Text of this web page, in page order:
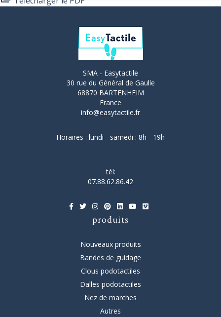
SMA - Easytactile
30 rue du Général de Gaulle
68870 BARTENHEIM
France
info@easytactile.fr
Horaires : lundi - samedi : 8h - 19h
tél:
07.88.62.86.42
produits
Nouveaux produits
Bandes de guidage
Clous podotactiles
Dalles podotactiles
Nez de marches
Autres